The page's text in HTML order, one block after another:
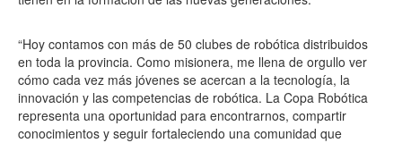
“Hoy contamos con más de 50 clubes de robótica distribuidos
en toda la provincia. Como misionera, me llena de orgullo ver
cómo cada vez más jóvenes se acercan a la tecnología, la
innovación y las competencias de robótica. La Copa Robótica
representa una oportunidad para encontrarnos, compartir
conocimientos y seguir fortaleciendo una comunidad que